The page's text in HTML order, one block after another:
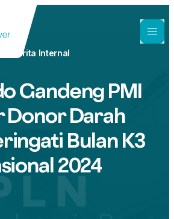
Berita Internal
Gandeng PMI
Donor Darah
Bulan K3
2024